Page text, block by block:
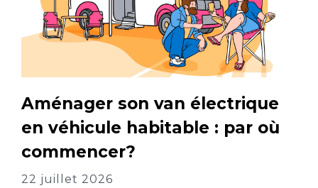
Aménager son van électrique
en véhicule habitable : par où
commencer?
22 juillet 2026